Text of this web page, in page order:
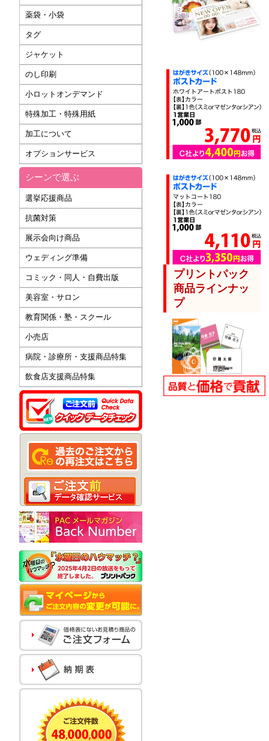
薬袋・小袋
タグ
ジャケット
のし印刷
小ロットオンデマンド
特殊加工・特殊用紙
加工について
オプションサービス
シーンで選ぶ
選挙応援商品
抗菌対策
展示会向け商品
ウェディング準備
コミック・同人・自費出版
美容室・サロン
教育関係・塾・スクール
小売店
病院・診療所・支援商品特集
飲食店支援商品特集
プリントパック
商品ラインナッ
プ